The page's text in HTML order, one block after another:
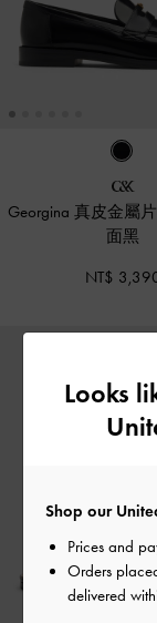
Georgina 真皮金屬
面黑
NT$
Looks
Shop our
Prices and
Orders
delivered